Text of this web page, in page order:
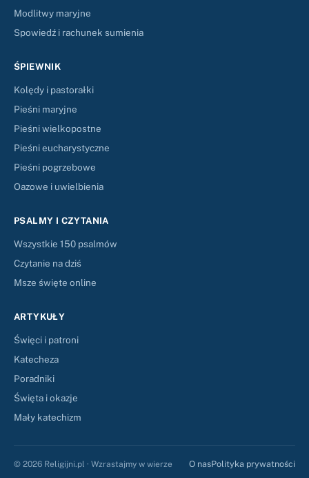
Modlitwy maryjne
Spowiedź i rachunek sumienia
ŚPIEWNIK
Kolędy i pastorałki
Pieśni maryjne
Pieśni wielkopostne
Pieśni eucharystyczne
Pieśni pogrzebowe
Oazowe i uwielbienia
PSALMY I CZYTANIA
Wszystkie 150 psalmów
Czytanie na dziś
Msze święte online
ARTYKUŁY
Święci i patroni
Katecheza
Poradniki
Święta i okazje
Mały katechizm
© 2026 Religijni.pl · Wzrastajmy w wierze O nasPolityka prywatności